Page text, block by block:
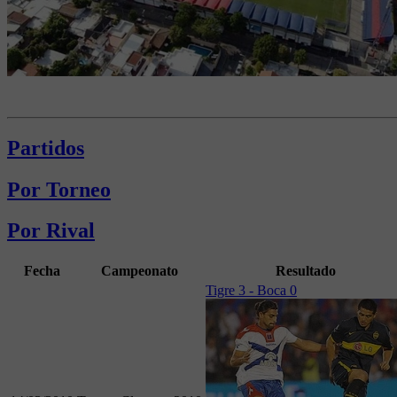
Partidos
Por Torneo
Por Rival
Fecha Campeonato Resultado
Tigre 3 - Boca 0